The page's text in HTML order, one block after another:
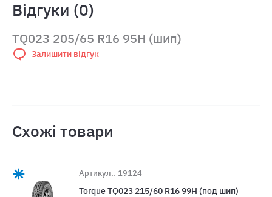
Відгуки (0)
TQ023 205/65 R16 95H (шип)
Залишити відгук
Схожі товари
Артикул:: 19124
Torque TQ023 215/60 R16 99H (под шип)